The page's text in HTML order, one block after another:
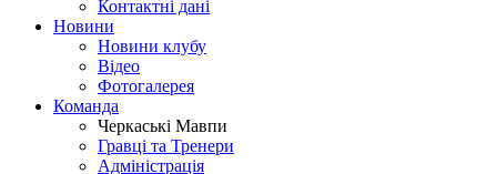
Контактні дані
Новини
Новини клубу
Відео
Фотогалерея
Команда
Черкаські Мавпи
Гравці та Тренери
Адміністрація